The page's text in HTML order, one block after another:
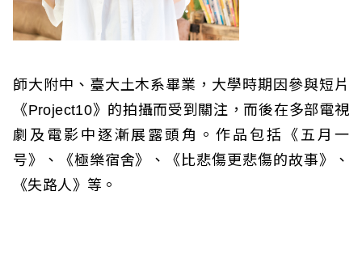
師大附中、臺大土木系畢業，大學時期因參與短片
《Project10》的拍攝而受到關注，而後在多部電視
劇及電影中逐漸展露頭角。作品包括《五月一
号》、《極樂宿舍》、《比悲傷更悲傷的故事》、
《失路人》等。